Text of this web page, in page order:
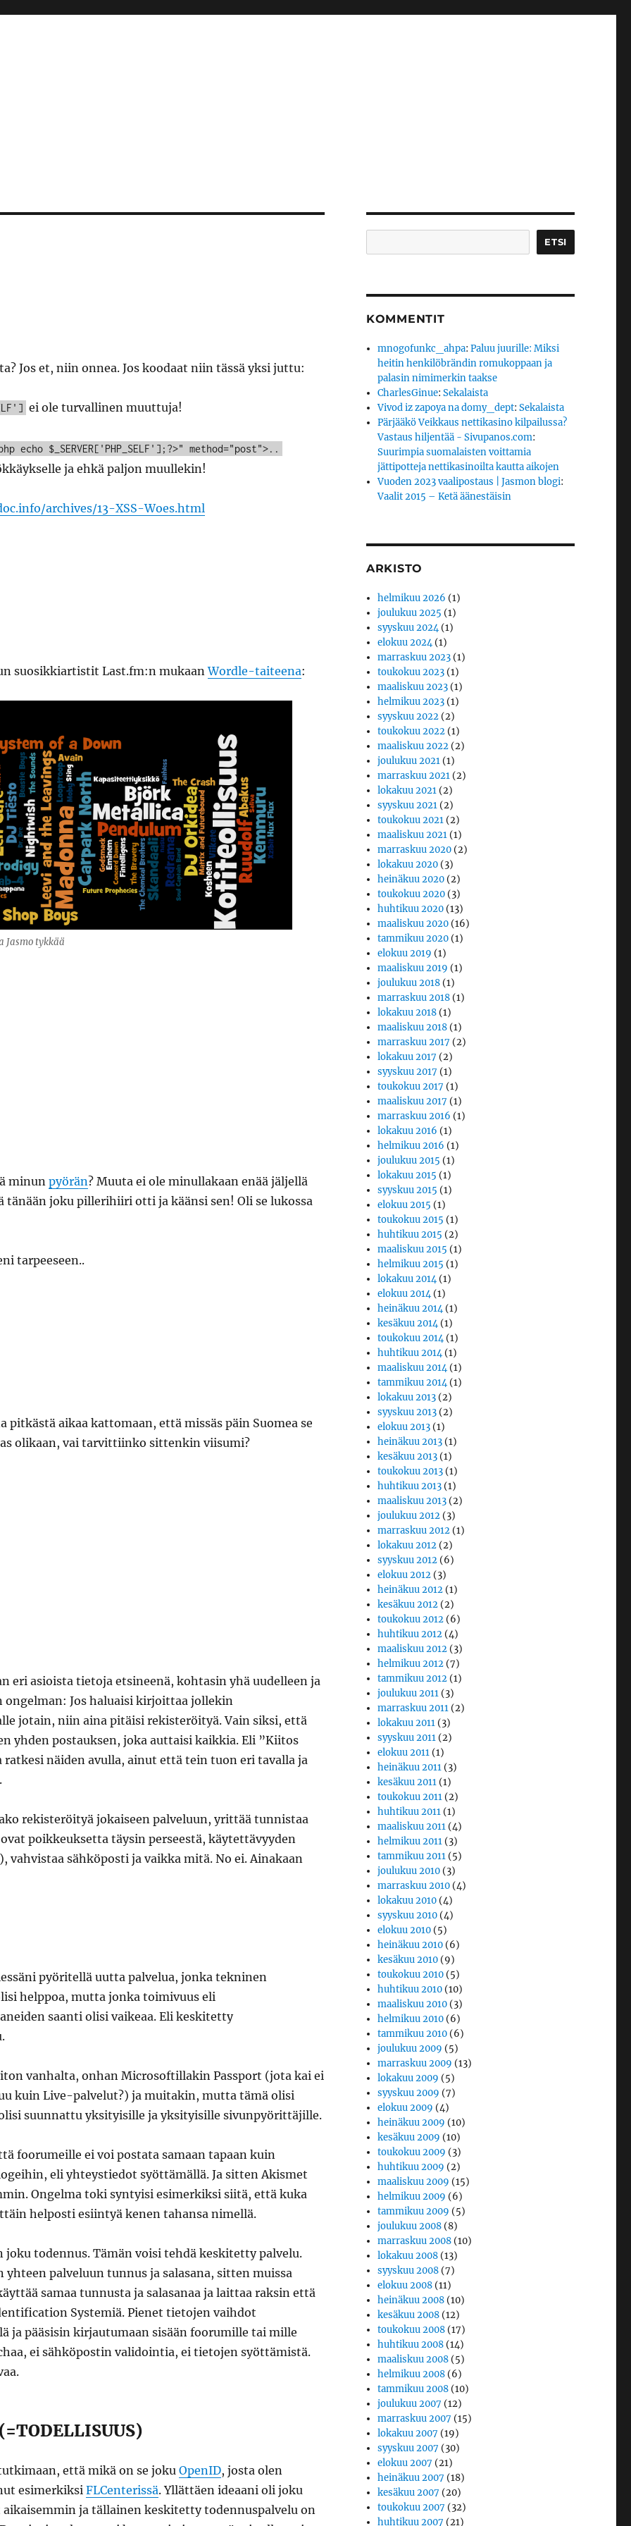
Jos et, niin onnea. Jos koodaat niin tässä yksi juttu:
ei ole turvallinen muuttuja!
echo $_SERVER['PHP_SELF'];?>" method="post">..
ja ehkä paljon muullekin!
archives/13-XSS-Woes.html
suosikkiartistit Last.fm:n mukaanWordle-taiteena:
Jasmo tykkää
minun pyörän? Muuta ei ole minullakaan enää jäljellä
tänään joku pillerihiiri otti ja käänsi sen! Oli se lukossa
tarpeeseen..
pitkästä aikaa kattomaan, että missäs päin Suomea se
olikaan, vai tarvittiinko sittenkin viisumi?
eri asioista tietoja etsineenä, kohtasin yhä uudelleen ja
ongelman: Jos haluaisi kirjoittaa jollekin
jotain, niin aina pitäisi rekisteröityä. Vain siksi, että
yhden postauksen, joka auttaisi kaikkia. Eli ”Kiitos
näiden avulla, ainut että tein tuon eri tavalla ja
rekisteröityä jokaiseen palveluun, yrittää tunnistaa
ovat poikkeuksetta täysin perseestä, käytettävyyden
vahvistaa sähköposti ja vaikka mitä. No ei. Ainakaan
pyöritellä uutta palvelua, jonka tekninen
helppoa, mutta jonka toimivuus eli
saanti olisi vaikeaa. Eli keskitetty
vanhalta, onhan Microsoftillakin Passport (jota kai ei
kuin Live-palvelut?) ja muitakin, mutta tämä olisi
suunnattu yksityisille ja yksityisille sivunpyörittäjille.
foorumeille ei voi postata samaan tapaan kuin
eli yhteystiedot syöttämällä. Ja sitten Akismet
Ongelma toki syntyisi esimerkiksi siitä, että kuka
helposti esiintyä kenen tahansa nimellä.
todennus. Tämän voisi tehdä keskitetty palvelu.
yhteen palveluun tunnus ja salasana, sitten muissa
samaa tunnusta ja salasanaa ja laittaa raksin että
Systemiä. Pienet tietojen vaihdot
ja pääsisin kirjautumaan sisään foorumille tai mille
ei sähköpostin validointia, ei tietojen syöttämistä.
että mikä on se joku OpenID, josta olen
esimerkiksiFLCenterissä. Yllättäen ideaani oli joku
ja tällainen keskitetty todennuspalvelu on
ETSI
KOMMENTIT
mnogofunkc_ahpa:Paluu juurille: Miksi
heitin henkilöbrändin romukoppaan ja
palasin nimimerkin taakse
CharlesGinue:Sekalaista
Vivod iz zapoya na domy_dept:Sekalaista
Pärjääkö Veikkaus nettikasino kilpailussa?
Vastaus hiljentää - Sivupanos.com:
Suurimpia suomalaisten voittamia
jättipotteja nettikasinoilta kautta aikojen
Vuoden 2023 vaalipostaus | Jasmon blogi:
Vaalit 2015 – Ketä äänestäisin
ARKISTO
helmikuu 2026 (1)
joulukuu 2025 (1)
syyskuu 2024(1)
elokuu 2024(1)
marraskuu 2023 (1)
toukokuu 2023 (1)
maaliskuu 2023 (1)
helmikuu 2023 (1)
syyskuu 2022 (2)
toukokuu 2022 (1)
maaliskuu 2022 (2)
joulukuu 2021 (1)
marraskuu 2021 (2)
lokakuu 2021 (2)
syyskuu 2021 (2)
toukokuu 2021 (2)
maaliskuu 2021 (1)
marraskuu 2020 (2)
lokakuu 2020 (3)
heinäkuu 2020 (2)
toukokuu 2020 (3)
huhtikuu 2020 (13)
maaliskuu 2020 (16)
tammikuu 2020 (1)
elokuu 2019 (1)
maaliskuu 2019 (1)
joulukuu 2018 (1)
marraskuu 2018 (1)
lokakuu 2018 (1)
maaliskuu 2018 (1)
marraskuu 2017 (2)
lokakuu 2017 (2)
syyskuu 2017 (1)
toukokuu 2017 (1)
maaliskuu 2017 (1)
marraskuu 2016 (1)
lokakuu 2016 (1)
helmikuu 2016 (1)
joulukuu 2015 (1)
lokakuu 2015 (1)
syyskuu 2015 (1)
elokuu 2015 (1)
toukokuu 2015 (1)
huhtikuu 2015 (2)
maaliskuu 2015 (1)
helmikuu 2015 (1)
lokakuu 2014(1)
elokuu 2014(1)
heinäkuu 2014(1)
kesäkuu 2014(1)
toukokuu 2014(1)
huhtikuu 2014(1)
maaliskuu 2014(1)
tammikuu 2014(1)
lokakuu 2013 (2)
syyskuu 2013 (2)
elokuu 2013 (1)
heinäkuu 2013 (1)
kesäkuu 2013 (1)
toukokuu 2013 (1)
huhtikuu 2013 (1)
maaliskuu 2013 (2)
joulukuu 2012 (3)
marraskuu 2012 (1)
lokakuu 2012 (2)
syyskuu 2012 (6)
elokuu 2012 (3)
heinäkuu 2012 (1)
kesäkuu 2012 (2)
toukokuu 2012 (6)
huhtikuu 2012 (4)
maaliskuu 2012 (3)
helmikuu 2012 (7)
tammikuu 2012 (1)
joulukuu 2011 (3)
marraskuu 2011 (2)
lokakuu 2011 (3)
syyskuu 2011 (2)
elokuu 2011 (1)
heinäkuu 2011 (3)
kesäkuu 2011 (1)
toukokuu 2011 (2)
huhtikuu 2011 (1)
maaliskuu 2011 (4)
helmikuu 2011 (3)
tammikuu 2011 (5)
joulukuu 2010 (3)
marraskuu 2010 (4)
lokakuu 2010 (4)
syyskuu 2010 (4)
elokuu 2010 (5)
heinäkuu 2010 (6)
kesäkuu 2010 (9)
toukokuu 2010 (5)
huhtikuu 2010 (10)
maaliskuu 2010 (3)
helmikuu 2010 (6)
tammikuu 2010 (6)
joulukuu 2009 (5)
marraskuu 2009 (13)
lokakuu 2009 (5)
syyskuu 2009 (7)
elokuu 2009 (4)
heinäkuu 2009 (10)
kesäkuu 2009 (10)
toukokuu 2009 (3)
huhtikuu 2009 (2)
maaliskuu 2009 (15)
helmikuu 2009 (6)
tammikuu 2009 (5)
joulukuu 2008 (8)
marraskuu 2008 (10)
lokakuu 2008 (13)
syyskuu 2008 (7)
elokuu 2008 (11)
heinäkuu 2008 (10)
kesäkuu 2008 (12)
toukokuu 2008 (17)
huhtikuu 2008 (14)
maaliskuu 2008 (5)
helmikuu 2008 (6)
tammikuu 2008 (10)
joulukuu 2007 (12)
marraskuu 2007 (15)
lokakuu 2007 (19)
syyskuu 2007 (30)
elokuu 2007 (21)
heinäkuu 2007 (18)
kesäkuu 2007 (20)
toukokuu 2007 (32)
huhtikuu 2007 (21)